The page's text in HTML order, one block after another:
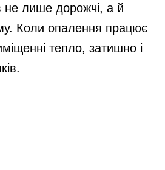
не лише дорожчі, а й
Коли опалення працює
тепло, затишно і